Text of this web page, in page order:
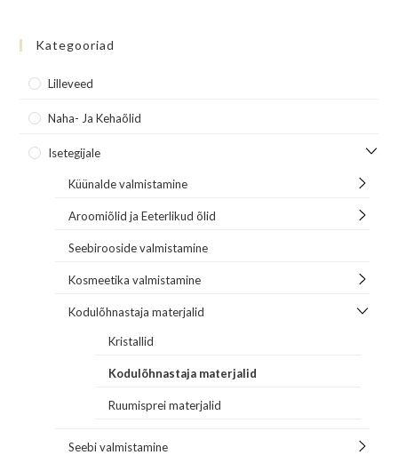
Kategooriad
Lilleveed
Naha- Ja Kehaõlid
Isetegijale
Küünalde valmistamine
Aroomiõlid ja Eeterlikud õlid
Seebirooside valmistamine
Kosmeetika valmistamine
Kodulõhnastaja materjalid
Kristallid
Kodulõhnastaja materjalid
Ruumisprei materjalid
Seebi valmistamine